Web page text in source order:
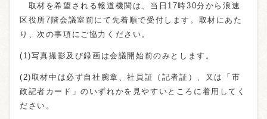
取材を希望される報道機関は、当日17時30分から浪速
区役所7階会議室前にて先着順で受付します。取材にあた
り、次の事項にご協力ください。
(1)写真撮影及び録画は会議開始前のみとします。
(2)取材中は必ず自社腕章、社員証（記者証）、又は「市
政記者カード」のいずれかを見やすいところに着用してく
ださい。